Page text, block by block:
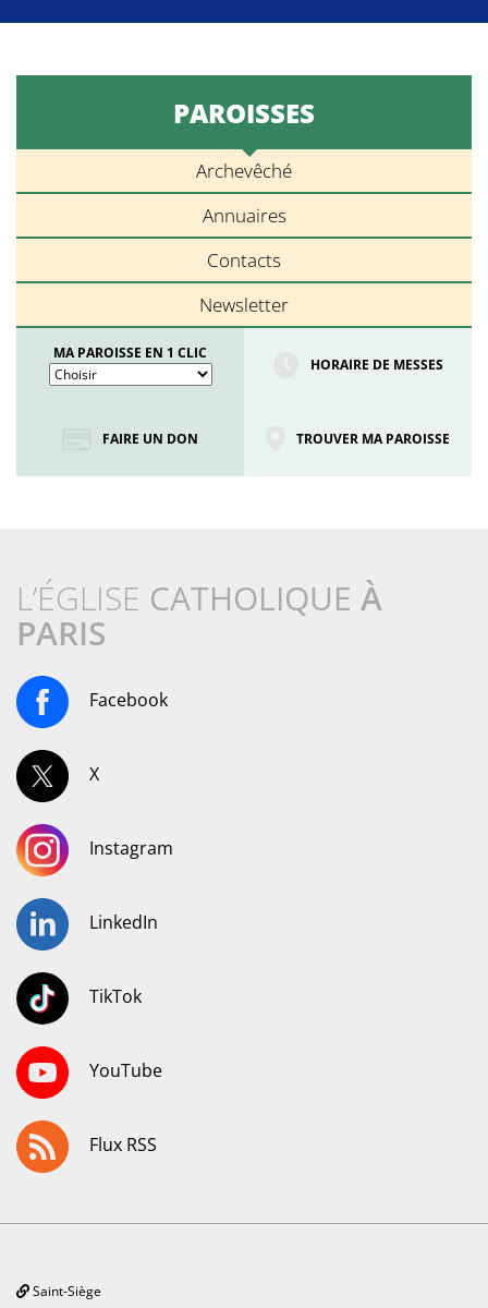
PAROISSES
Archevêché
Annuaires
Contacts
Newsletter
MA PAROISSE EN 1 CLIC
HORAIRE DE MESSES
FAIRE UN DON TROUVER MA PAROISSE
L’ÉGLISE CATHOLIQUE À
PARIS
Facebook
X
Instagram
LinkedIn
TikTok
YouTube
Flux RSS
Saint-Siège